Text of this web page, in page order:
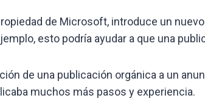
de Microsoft, introduce un
esto podría ayudar a que una
de una publicación orgánica a un
muchos más pasos y experiencia.